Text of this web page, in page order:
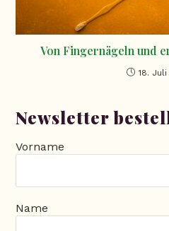
Von Fingernägeln und
18. Juli
Newsletter
Vorname
Name